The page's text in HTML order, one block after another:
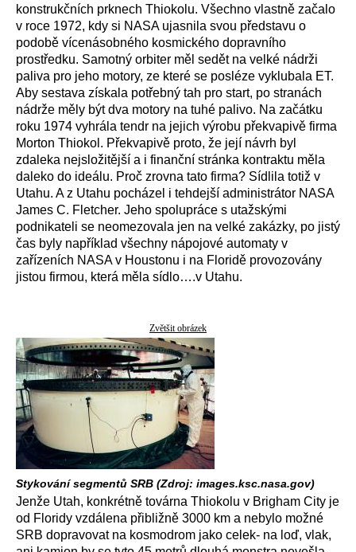
konstrukčních prknech Thiokolu. Všechno vlastně začalo
v roce 1972, kdy si NASA ujasnila svou představu o
podobě vícenásobného kosmického dopravního
prostředku. Samotný orbiter měl sedět na velké nádrži
paliva pro jeho motory, ze které se posléze vyklubala ET.
Aby sestava získala potřebný tah pro start, po stranách
nádrže měly být dva motory na tuhé palivo. Na začátku
roku 1974 vyhrála tendr na jejich výrobu překvapivě firma
Morton Thiokol. Překvapivě proto, že její návrh byl
zdaleka nejsložitější a i finanční stránka kontraktu měla
daleko do ideálu. Proč zrovna tato firma? Sídlila totiž v
Utahu. A z Utahu pocházel i tehdejší administrátor NASA
James C. Fletcher. Jeho spolupráce s utažskými
podnikateli se neomezovala jen na velké zakázky, po jistý
čas byly například všechny nápojové automaty v
zařízeních NASA v Houstonu i na Floridě provozovány
jistou firmou, která měla sídlo….v Utahu.
Zvětšit obrázek
Stykování segmentů SRB (Zdroj: images.ksc.nasa.gov)
Jenže Utah, konkrétně továrna Thiokolu v Brigham City je
od Floridy vzdálena přibližně 3000 km a nebylo možné
SRB dopravovat na kosmodrom jako celek- na loď, vlak,